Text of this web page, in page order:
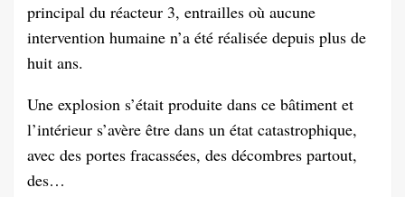
principal du réacteur 3, entrailles où aucune
intervention humaine n’a été réalisée depuis plus de
huit ans.
Une explosion s’était produite dans ce bâtiment et
l’intérieur s’avère être dans un état catastrophique,
avec des portes fracassées, des décombres partout,
des…